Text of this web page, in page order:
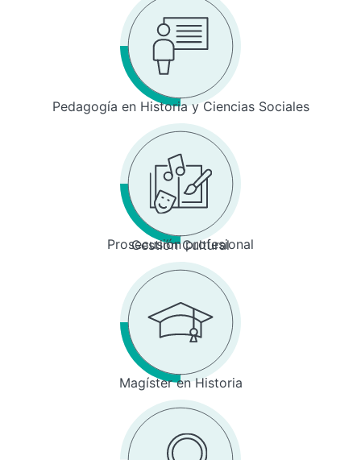
Pedagogía en Historia y Ciencias Sociales
Prosecusión profesional
Gestión Cultural
Magíster en Historia